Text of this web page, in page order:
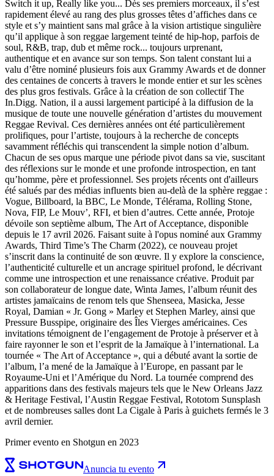
Switch it up, Really like you... Dès ses premiers morceaux, il s’est
rapidement élevé au rang des plus grosses têtes d’affiches dans ce
style et s’y maintient sans mal grâce à la vision artistique singulière
qu’il applique à son reggae largement teinté de hip-hop, parfois de
soul, R&B, trap, dub et même rock... toujours urprenant,
authentique et en avance sur son temps. Son talent constant lui a
valu d’être nominé plusieurs fois aux Grammy Awards et de donner
des centaines de concerts à travers le monde entier et sur les scènes
des plus gros festivals. Grâce à la création de son collectif The
In.Digg. Nation, il a aussi largement participé à la diffusion de la
musique de toute une nouvelle génération d’artistes du mouvement
Reggae Revival. Ces dernières années ont été particulièrement
prolifiques, pour l’artiste, toujours à la recherche de concepts
savamment réfléchis qui transcendent la simple notion d’album.
Chacun de ses opus marque une période pivot dans sa vie, suscitant
des réflexions sur le monde et une profonde introspection, en tant
qu’homme, père et professionnel. Ses projets récents ont d'ailleurs
été salués par des médias influents bien au-delà de la sphère reggae :
Vogue, Billboard, la BBC, Le Monde, Télérama, Rolling Stone,
Nova, FIP, Le Mouv’, RFI, et bien d’autres. Cette année, Protoje
dévoile son septième album, The Art of Acceptance, disponible
depuis le 17 avril 2026. Faisant suite à l'opus nominé aux Grammy
Awards, Third Time’s The Charm (2022), ce nouveau projet
s’inscrit dans la continuité de son œuvre. Il y explore la conscience,
l’authenticité culturelle et un ancrage spirituel profond, le décrivant
comme une introspection et une renaissance créative. Produit par
son collaborateur de longue date, Winta James, l’album réunit des
artistes jamaïcains de renom tels que Shenseea, Masicka, Jesse
Royal, Damian « Jr. Gong » Marley et Stephen Marley, ainsi que
Pressure Busspipe, originaire des Îles Vierges américaines. Ces
invitations témoignent de l’engagement de Protoje à préserver et à
faire rayonner le son et l’esprit de la Jamaïque à l’international. La
tournée « The Art of Acceptance », qui a débuté avant la sortie de
l’album, l’a mené de la Jamaïque à l’Europe, en passant par le
Royaume-Uni et l’Amérique du Nord. La tournée comprend des
apparitions dans des festivals majeurs tels que le New Orleans Jazz
& Heritage Festival, l’Austin Reggae Festival, Rototom Sunsplash
et de nombreuses salles dont La Cigale à Paris à guichets fermés le 3
avril dernier.
Primer evento en Shotgun en 2023
Anuncia tu evento